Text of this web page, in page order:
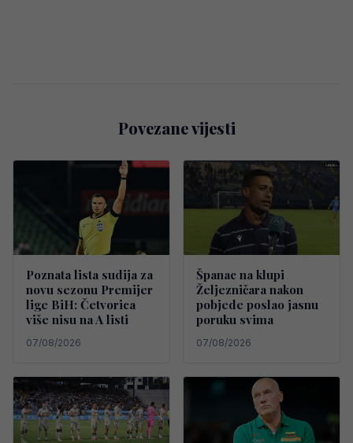
Povezane vijesti
Poznata lista sudija za
novu sezonu Premijer
lige BiH: Četvorica
više nisu na A listi
07/08/2026
Španac na klupi
Željezničara nakon
pobjede poslao jasnu
poruku svima
07/08/2026